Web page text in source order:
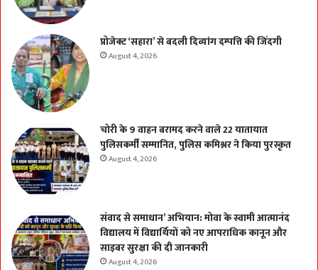
प्रोजेक्ट ‘सहारा’ से बदली दिव्यांग दम्पत्ति की जिंदगी
August 4, 2026
चोरी के 9 वाहन बरामद करने वाले 22 यातायात
पुलिसकर्मी सम्मानित, पुलिस कमिश्नर ने किया पुरस्कृत
August 4, 2026
संवाद से समाधान’ अभियान: मोवा के स्वामी आत्मानंद
विद्यालय में विद्यार्थियों को नए आपराधिक कानून और
साइबर सुरक्षा की दी जानकारी
August 4, 2026